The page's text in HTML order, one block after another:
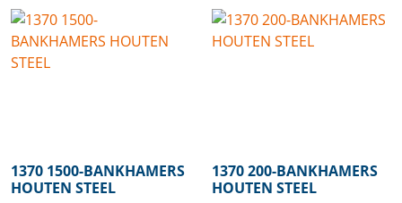
1370 1500-BANKHAMERS
HOUTEN STEEL
1370 200-BANKHAMERS
HOUTEN STEEL